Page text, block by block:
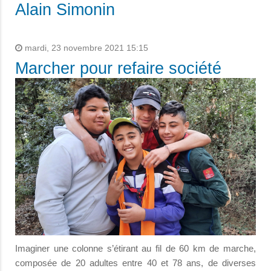
Alain Simonin
mardi, 23 novembre 2021 15:15
Marcher pour refaire société
Imaginer une colonne s’étirant au fil de 60 km de marche,
composée de 20 adultes entre 40 et 78 ans, de diverses